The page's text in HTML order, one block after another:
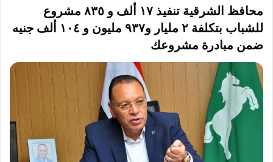
محافظ الشرقية تنفيذ ١٧ ألف و ٨٣٥ مشروع
للشباب بتكلفة ٢ مليار و٩٣٧ مليون و ١٠٤ ألف جنيه
ضمن مبادرة مشروعك